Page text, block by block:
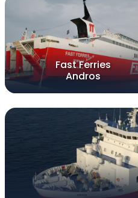
Fast Ferries
Andros